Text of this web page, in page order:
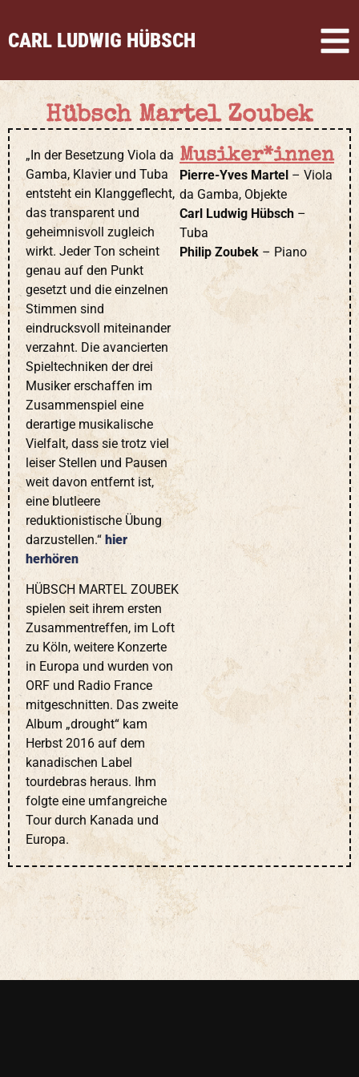
CARL LUDWIG HÜBSCH
Hübsch Martel Zoubek
„In der Besetzung Viola da
Gamba, Klavier und Tuba
entsteht ein Klanggeflecht,
das transparent und
geheimnisvoll zugleich
wirkt. Jeder Ton scheint
genau auf den Punkt
gesetzt und die einzelnen
Stimmen sind
eindrucksvoll miteinander
verzahnt. Die avancierten
Spieltechniken der drei
Musiker erschaffen im
Zusammenspiel eine
derartige musikalische
Vielfalt, dass sie trotz viel
leiser Stellen und Pausen
weit davon entfernt ist,
eine blutleere
reduktionistische Übung
darzustellen.“ hier
herhören
HÜBSCH MARTEL ZOUBEK
spielen seit ihrem ersten
Zusammentreffen, im Loft
zu Köln, weitere Konzerte
in Europa und wurden von
ORF und Radio France
mitgeschnitten. Das zweite
Album „drought“ kam
Herbst 2016 auf dem
kanadischen Label
tourdebras heraus. Ihm
folgte eine umfangreiche
Tour durch Kanada und
Europa.
Musiker*innen
Pierre-Yves Martel – Viola
da Gamba, Objekte
Carl Ludwig Hübsch –
Tuba
Philip Zoubek – Piano